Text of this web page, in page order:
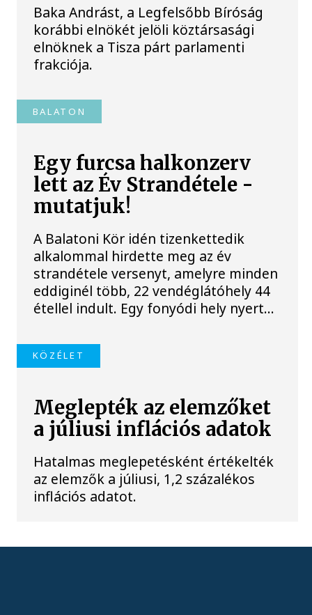
Baka Andrást, a Legfelsőbb Bíróság
korábbi elnökét jelöli köztársasági
elnöknek a Tisza párt parlamenti
frakciója.
BALATON
Egy furcsa halkonzerv
lett az Év Strandétele -
mutatjuk!
A Balatoni Kör idén tizenkettedik
alkalommal hirdette meg az év
strandétele versenyt, amelyre minden
eddiginél több, 22 vendéglátóhely 44
étellel indult. Egy fonyódi hely nyert...
KÖZÉLET
Meglepték az elemzőket
a júliusi inflációs adatok
Hatalmas meglepetésként értékelték
az elemzők a júliusi, 1,2 százalékos
inflációs adatot.